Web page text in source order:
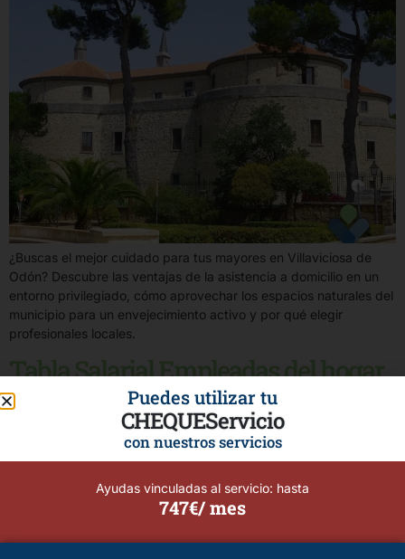
¿Buscas el mejor cuidado para tus mayores en Villaviciosa de
Odón? Descubre las ventajas de la asistencia a domicilio en un
entorno privilegiado, cómo aprovechar los espacios naturales del
municipio para un envejecimiento activo y por qué elegir
profesionales locales.
Tabla Salarial Empleadas del hogar
2026
Puedes utilizar tu
CHEQUEServicio
con nuestros servicios
Ayudas vinculadas al servicio: hasta
747€/ mes